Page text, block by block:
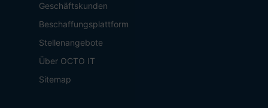
Geschäftskunden
Beschaffungsplattform
Stellenangebote
Über OCTO IT
Sitemap